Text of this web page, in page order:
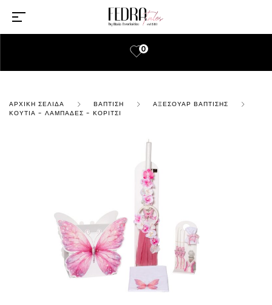
0
ΑΡΧΙΚΉ ΣΕΛΊΔΑ ΒΆΠΤΙΣΗ
ΑΞΕΣΟΥΆΡ ΒΆΠΤΙΣΗΣ
ΚΟΥΤΙΆ - ΛΑΜΠΆΔΕΣ - ΚΟΡΊΤΣΙ